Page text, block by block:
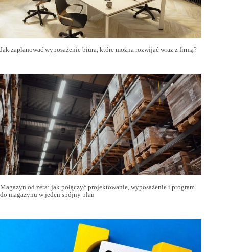
Jak zaplanować wyposażenie biura, które można rozwijać wraz z firmą?
Magazyn od zera: jak połączyć projektowanie, wyposażenie i program
do magazynu w jeden spójny plan